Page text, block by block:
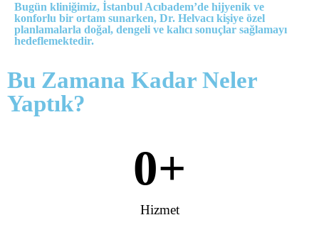
Bugün kliniğimiz, İstanbul Acıbadem’de hijyenik ve
konforlu bir ortam sunarken, Dr. Helvacı kişiye özel
planlamalarla doğal, dengeli ve kalıcı sonuçlar sağlamayı
hedeflemektedir.
Bu Zamana Kadar Neler
Yaptık?
Hizmet
0+